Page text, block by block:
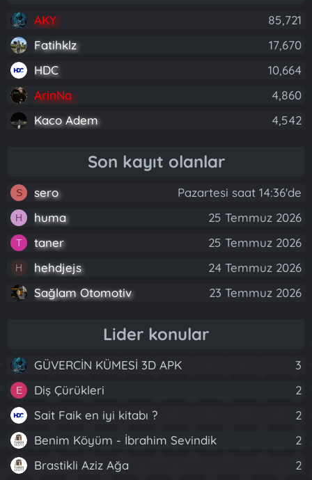
AKY
85,721
Fatihklz
17,670
HDC
10,664
ArinNa
4,860
Kaco Adem
4,542
Son kayıt olanlar
S sero Pazartesi saat 14:36'de
H huma 25 Temmuz 2026
T taner 25 Temmuz 2026
H hehdjejs
24 Temmuz 2026
Sağlam Otomotiv
23 Temmuz 2026
Lider konular
GÜVERCİN KÜMESİ 3D APK 3
E Diş Çürükleri
2
Sait Faik en iyi kitabı ?
2
Benim Köyüm - İbrahim Sevindik
2
Brastikli Aziz Ağa
2